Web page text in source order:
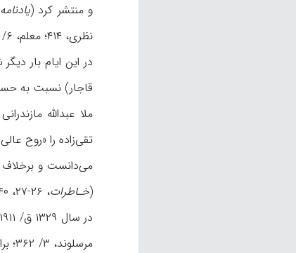
و منتشر کرد (یادنامه
نظری، ۴۱۴؛ معلم، ۶/ ۲۰۴۲).
در این ایام بار
قاجار) نسبت به
تقی‌زاده را «روح
می‌‌دانست و
(خـاطرات، ۲۶-۲۷، ۱۴۰-۱۴۱؛ نک‍ : ابوالحسنی، ۱۷۸-۱۸۱).
مرسلوند، ۳/ ۳۶۲؛ برای آگاهی از اولتیماتوم، نک‍‌ :